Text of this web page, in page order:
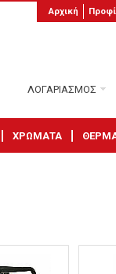
Αρχική
ΛΟΓΑΡΙΑΣΜΟΣ
ΧΡΩΜΑΤΑ